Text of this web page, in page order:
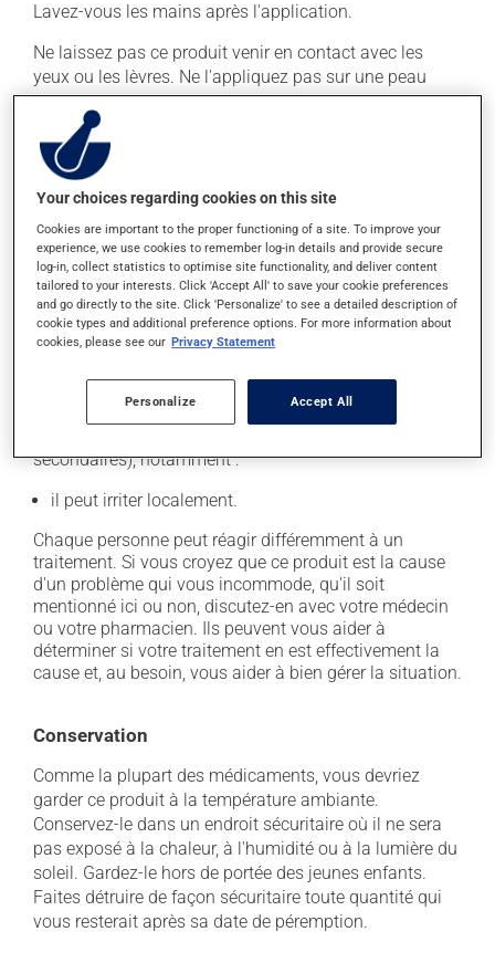
Lavez-vous les mains après l'application.
Ne laissez pas ce produit venir en contact avec les
yeux ou les lèvres. Ne l'appliquez pas sur une peau
blessée par une coupure ou une éraflure.
En règle générale, on utilise ce produit de trois à quatre
fois par jour. Il est possible que votre pharmacien vous
ait indiqué un horaire différent qui est plus approprié
Il est important de respecter la posologie inscrite sur
l'étiquette. N'en utilisez pas plus, ni plus souvent
qu'indiqué.
En plus de ses effets recherchés, ce produit peut à
secondaires), notamment :
il peut irriter localement.
Chaque personne peut réagir différemment à un
traitement. Si vous croyez que ce produit est la cause
d'un problème qui vous incommode, qu'il soit
mentionné ici ou non, discutez-en avec votre médecin
ou votre pharmacien. Ils peuvent vous aider à
déterminer si votre traitement en est effectivement la
cause et, au besoin, vous aider à bien gérer la situation.
Conservation
Comme la plupart des médicaments, vous devriez
garder ce produit à la température ambiante.
Conservez-le dans un endroit sécuritaire où il ne sera
pas exposé à la chaleur, à l'humidité ou à la lumière du
soleil. Gardez-le hors de portée des jeunes enfants.
Faites détruire de façon sécuritaire toute quantité qui
vous resterait après sa date de péremption.
Your choices regarding cookies on this site
Cookies are important to the proper functioning of a site. To improve your
experience, we use cookies to remember log-in details and provide secure
log-in, collect statistics to optimise site functionality, and deliver content
tailored to your interests. Click 'Accept All' to save your cookie preferences
and go directly to the site. Click 'Personalize' to see a detailed description of
cookie types and additional preference options. For more information about
cookies, please see our Privacy Statement
Personalize Accept All